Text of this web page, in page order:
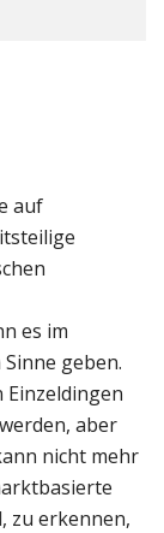
auf
es im
geben.
Einzeldingen
aber
nicht mehr
zu erkennen,